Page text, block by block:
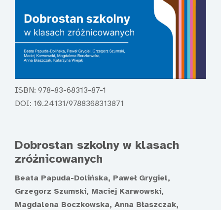
ISBN: 978-83-68313-87-1
DOI: 10.24131/9788368313871
Dobrostan szkolny w klasach
zróżnicowanych
Beata Papuda-Dolińska, Paweł Grygiel,
Grzegorz Szumski, Maciej Karwowski,
Magdalena Boczkowska, Anna Błaszczak,